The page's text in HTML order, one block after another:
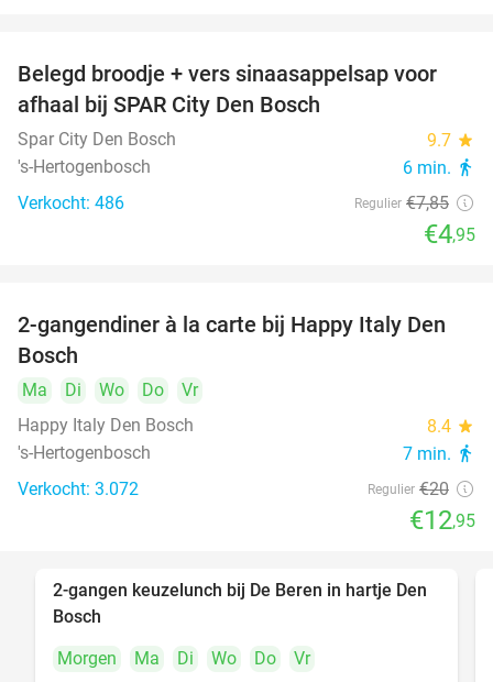
37%
Belegd broodje + vers sinaasappelsap voor
afhaal bij SPAR City Den Bosch
Spar City Den Bosch 9.7 star
's-Hertogenbosch 6 min. directions_walk
Verkocht: 486 Regulier €7,85
€4,95
35%
2-gangendiner à la carte bij Happy Italy Den
Bosch
Ma Di Wo Do
Vr
Happy Italy Den Bosch
8.4 star
's-Hertogenbosch 7 min. directions_walk
Verkocht: 3.072 Regulier €20
€12,95
43%
2-gangen keuzelunch bij De Beren in hartje Den
Bosch
Morgen
Ma Di Wo Do
Vr